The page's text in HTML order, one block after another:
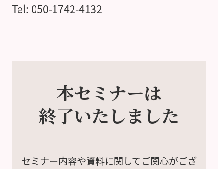
Tel: 050-1742-4132
本セミナーは
終了いたしました
セミナー内容や資料に関してご関心がござ